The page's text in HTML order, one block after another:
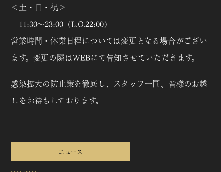
＜土・日・祝＞
11:30～23:00（L.O.22:00）
営業時間・休業日程については変更となる場合がござい
ます。変更の際はWEBにて告知させていただきます。
感染拡大の防止策を徹底し、スタッフ一同、皆様のお越
しをお待ちしております。
ニュース